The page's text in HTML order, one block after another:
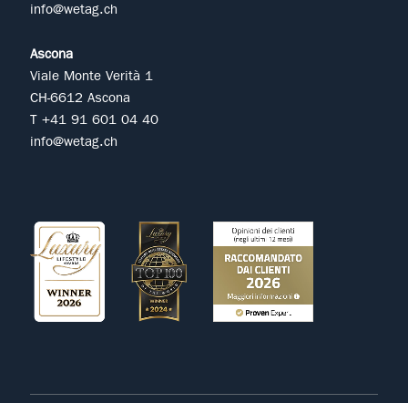
info@wetag.ch
Ascona
Viale Monte Verità 1
CH-6612 Ascona
T +41 91 601 04 40
info@wetag.ch